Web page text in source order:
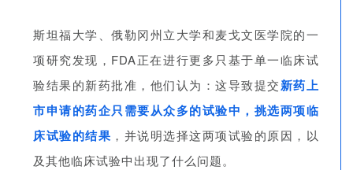
斯坦福大学、俄勒冈州立大学和麦戈文医学院的一
项研究发现，FDA正在进行更多只基于单一临床试
验结果的新药批准，他们认为：这导致提交新药上
市申请的药企只需要从众多的试验中，挑选两项临
床试验的结果 ，并说明选择这两项试验的原因，以
及其他临床试验中出现了什么问题。